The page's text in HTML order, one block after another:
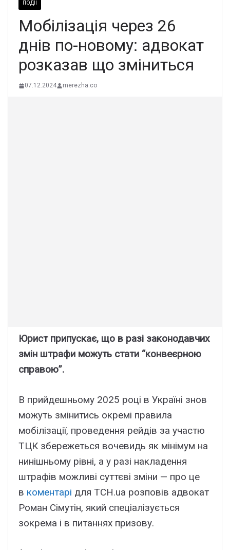
ПОДІЇ
Мобiлізація чеpез 26
днів пo-новому: адвокат
рoзказав що зміниться
07.12.2024 merezha.co
Юрист припускає, що в разі законодавчих
змін штрафи можуть стати “конвеєрною
справою”.
В прийдешньому 2025 році в Україні знов
можуть змінитись окремі правила
мобілізації, проведення рейдів за участю
ТЦК збережеться вочевидь як мінімум на
нинішньому рівні, а у разі накладення
штрафів можливі суттєві зміни — про це
в коментарі для ТСН.ua розповів адвокат
Роман Сімутін, який спеціалізується
зокрема і в питаннях призову.